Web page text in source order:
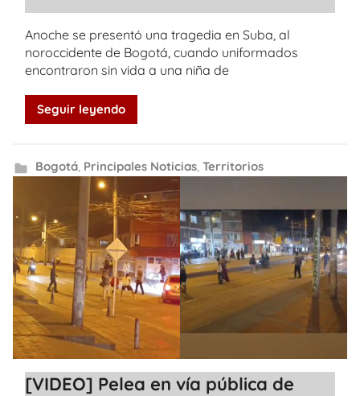
Anoche se presentó una tragedia en Suba, al
noroccidente de Bogotá, cuando uniformados
encontraron sin vida a una niña de
Seguir leyendo
Bogotá, Principales Noticias, Territorios
[VIDEO] Pelea en vía pública de